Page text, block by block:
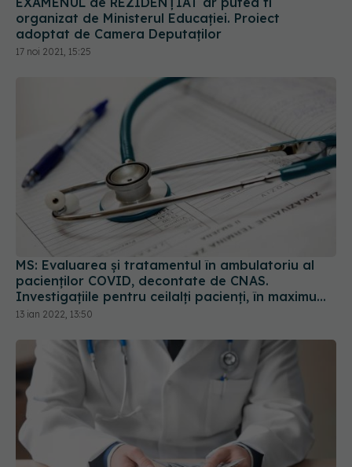
organizat de Ministerul Educației. Proiect
adoptat de Camera Deputaților
17 noi 2021, 15:25
MS: Evaluarea și tratamentul în ambulatoriu al
pacienților COVID, decontate de CNAS.
Investigațiile pentru ceilalți pacienți, în maximum
5 zile
13 ian 2022, 13:50